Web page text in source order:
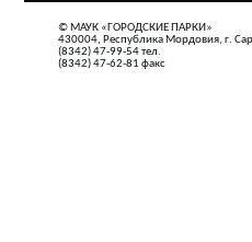
© МАУК «ГОРОДСКИЕ ПАРКИ»
430004, Республика Мордовия, г.
(8342) 47-99-54 тел.
(8342) 47-62-81 факс